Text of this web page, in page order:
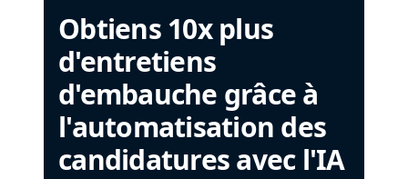
Obtiens 10x plus
d'entretiens
d'embauche grâce à
l'automatisation des
candidatures avec l'IA